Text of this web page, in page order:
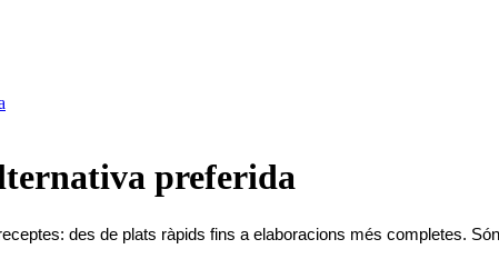
preferida
des de plats ràpids fins a elaboracions més completes.